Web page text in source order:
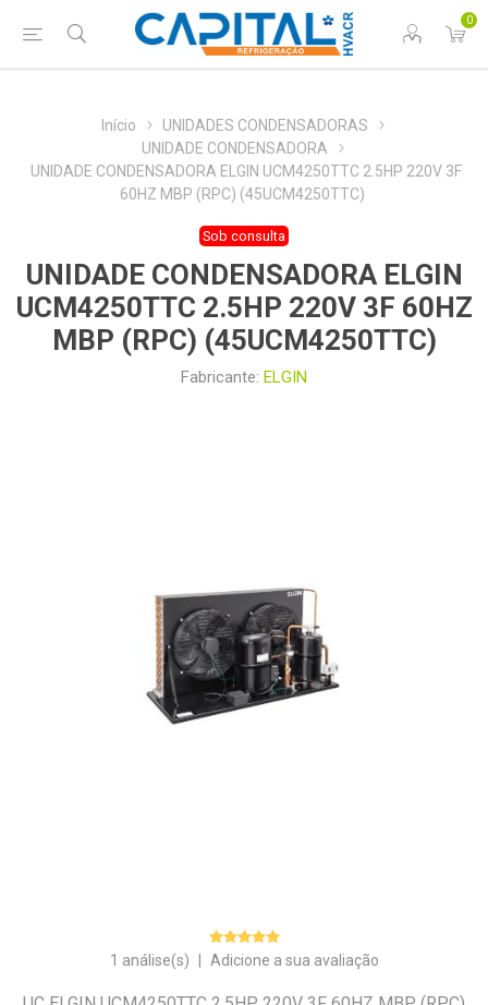
0
Início
UNIDADES CONDENSADORAS
UNIDADE CONDENSADORA
UNIDADE CONDENSADORA ELGIN UCM4250TTC 2.5HP 220V 3F
60HZ MBP (RPC) (45UCM4250TTC)
Sob consulta
UNIDADE CONDENSADORA ELGIN
UCM4250TTC 2.5HP 220V 3F 60HZ
MBP (RPC) (45UCM4250TTC)
Fabricante: ELGIN
1 análise(s) Adicione a sua avaliação